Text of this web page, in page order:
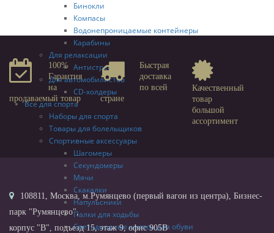
Бинокли
Компасы
Водонепроницаемые контейнеры
Карабины
Для релаксации
Антистрессы
Для автомобилистов
CD-холдеры
Все для спорта
Наборы для спорта
Товары для болельщиков
Спортивные аксессуары
Шагомеры
Секундомеры
Мячи
Скакалки
Напульсники
Палки для ходьбы
Светодиодные клипсы для обуви
100%
Гарантия
на
продаваемый товар
Быстрая
доставка
по всей
стране
Качественный
товар
большой
ассортимент
108811, Москва, м.Румянцево (первый вагон из центра), Бизнес-
парк "Румянцево",
корпус "В", подъезд 15, этаж 9, офис 905В